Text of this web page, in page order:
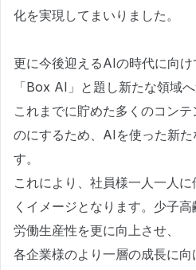
化を実現してまいりました。
更に今後迎えるAIの時代に向
「Box AI」と題し新たな領域
これまでに貯めた多くのコン
のにするため、AIを使った新
す。
これにより、社員様一人一人
くイメージとなります。少子
労働生産性を更に向上させ、
各企業様のより一層の成長に